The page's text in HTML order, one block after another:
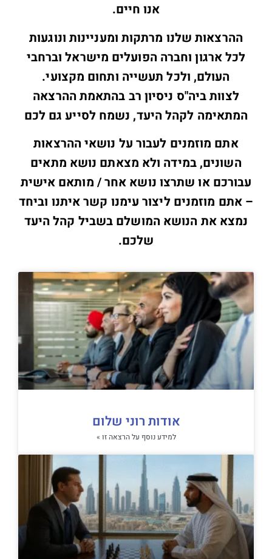
אנו חיים.
ההרצאות שלנו מרתקות ומעניינות ונוגעות
לכל ארגון וחברה הפועלים מישראל וברחבי
העולם, ולכל תעשייה ותחום מקצועי.
לצוות ביה"ס ניסיון רב בהתאמת ההרצאה
המתאימה לקהל היעד, נשמח לסייע גם לכם
אתם מוזמנים לעבור על נושאי ההרצאות
השונים, במידה ולא מצאתם נושא מתאים
עבורכם או שתרצו נושא אחר / מותאם אישית
– אתם מוזמנים ליצור עימנו קשר איתנו וביחד
נמצא את הנושא המושלם בשביל קהל היעד
שלכם.
אודות רוני שלום
למידע נוסף על הרצאה זו »